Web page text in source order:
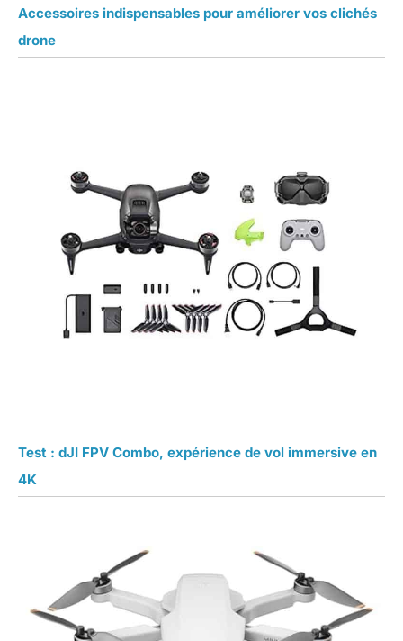
Accessoires indispensables pour améliorer vos clichés
drone
Test : dJI FPV Combo, expérience de vol immersive en
4K